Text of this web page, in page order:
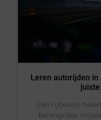
Leren autorijden
Een rijbewijs
belangrijke